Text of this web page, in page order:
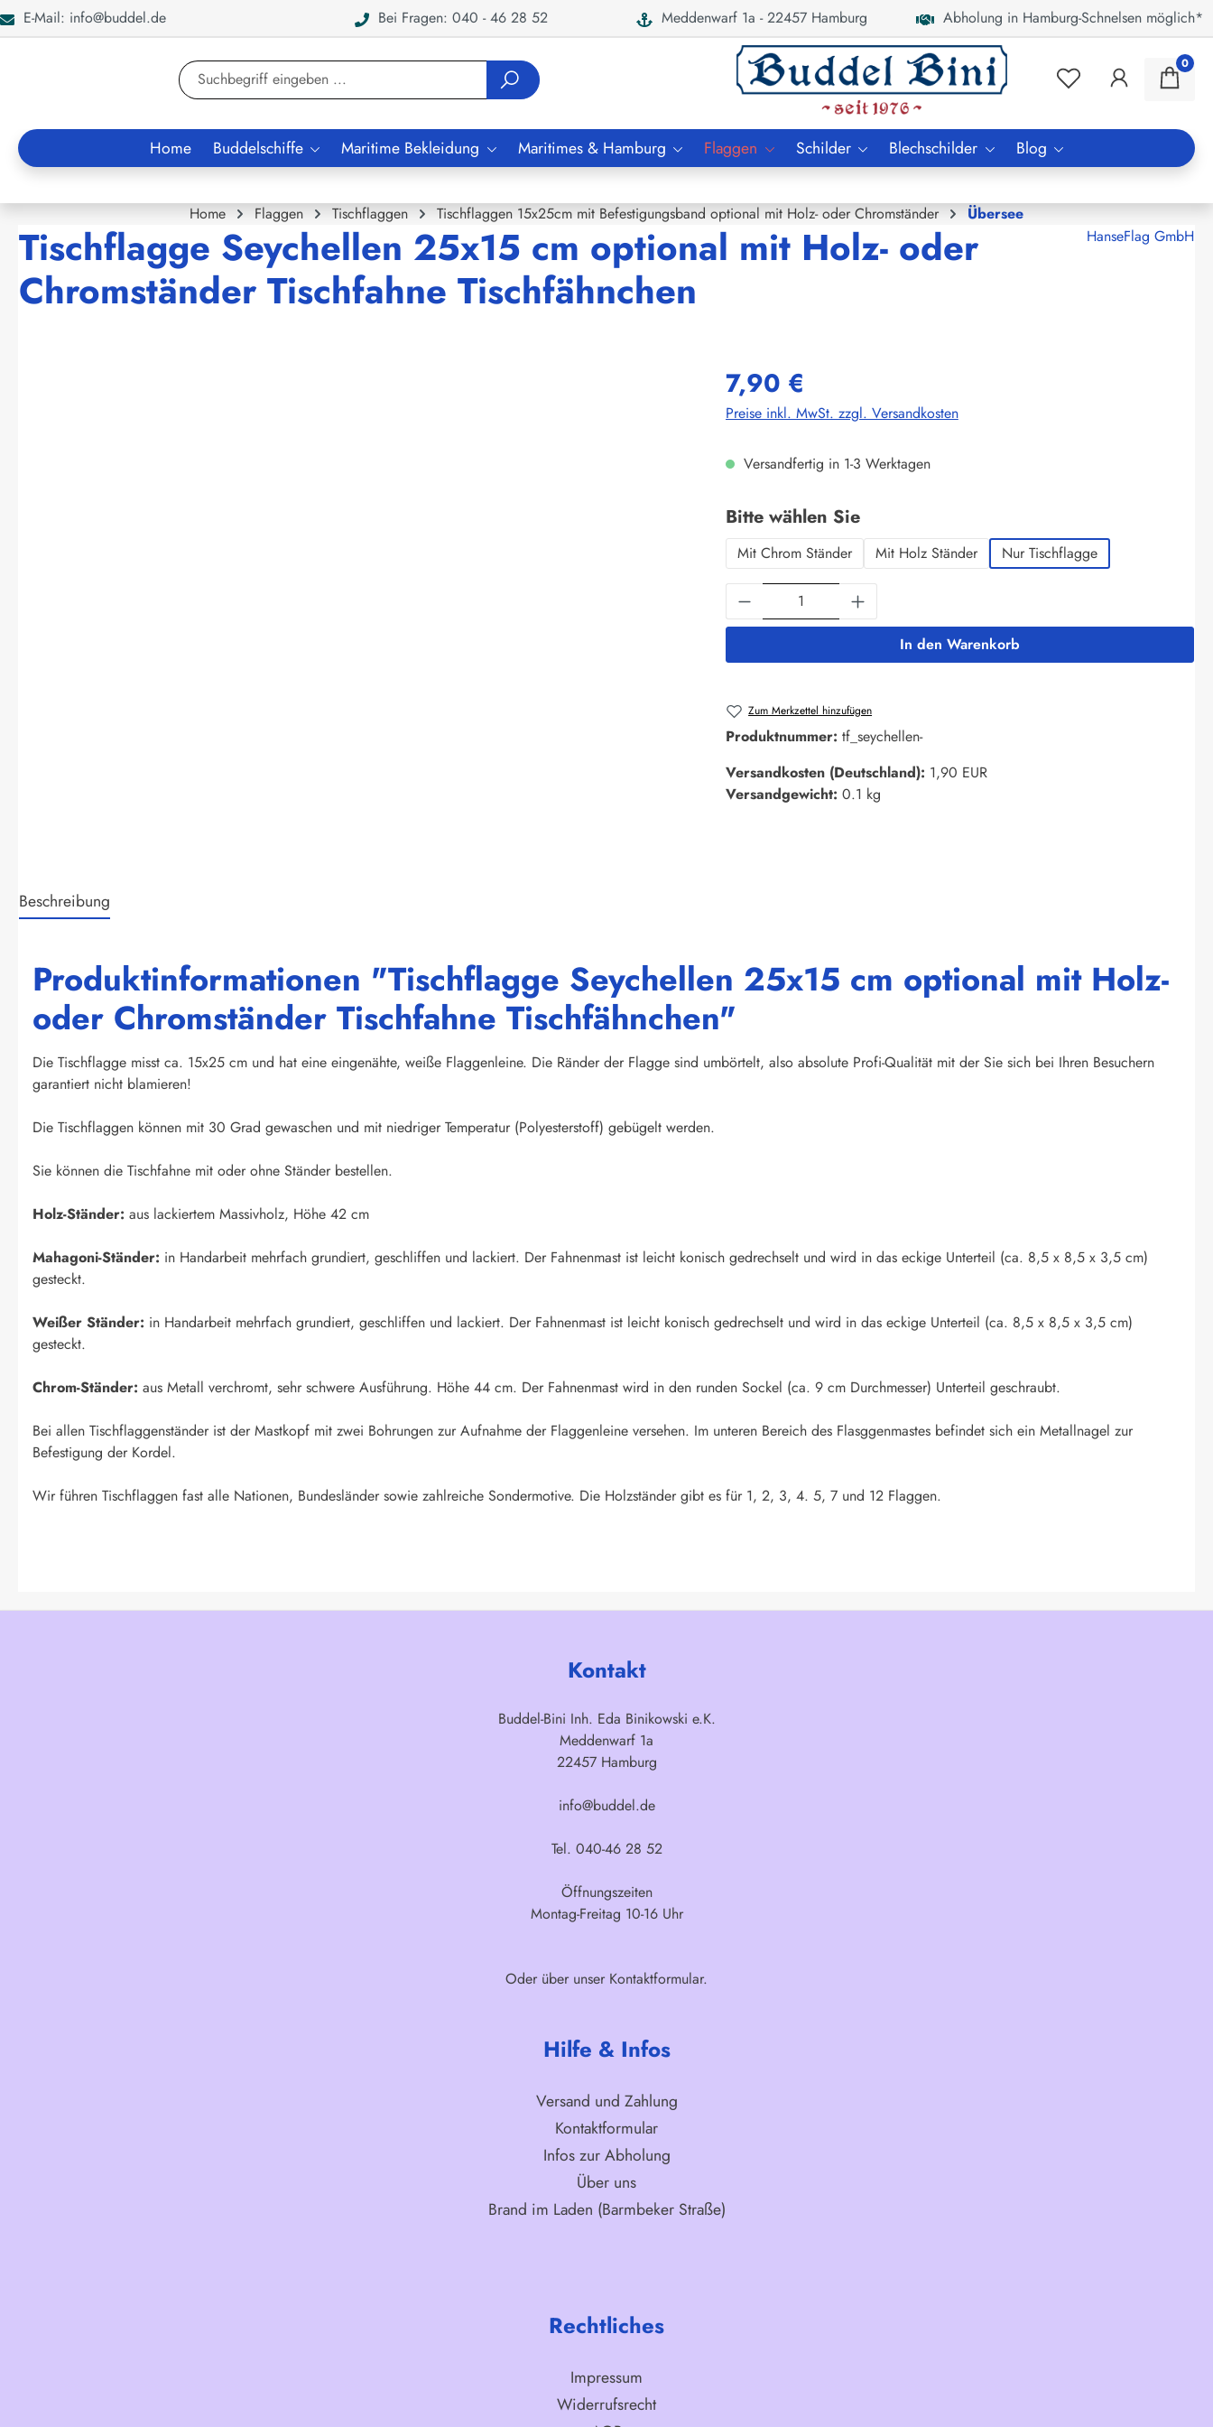
Zur Suche springen
E-Mail: info@buddel.de Bei Fragen: 040 - 46 28 52 Meddenwarf 1a - 22457 Hamburg Abholung in Hamburg-Schnelsen möglich*
0
Home Buddelschiffe Maritime Bekleidung Maritimes & Hamburg Flaggen Schilder Blechschilder Blog
Home Flaggen Tischflaggen Tischflaggen 15x25cm mit Befestigungsband optional mit Holz- oder Chromständer Übersee
Tischflagge Seychellen 25x15 cm optional mit Holz- oder
Chromständer Tischfahne Tischfähnchen
HanseFlag GmbH
7,90 €
Preise inkl. MwSt. zzgl. Versandkosten
Versandfertig in 1-3 Werktagen
Bitte wählen Sieauswählen
Mit Chrom Ständer Mit Holz Ständer Nur Tischflagge
Produkt Anzahl: Gib den gewünschten Wert ein
In den Warenkorb
Zum Merkzettel hinzufügen
Produktnummer: tf_seychellen-
Versandkosten (Deutschland): 1,90 EUR
Versandgewicht: 0.1 kg
Beschreibung
Produktinformationen "Tischflagge Seychellen 25x15 cm optional mit Holz-
oder Chromständer Tischfahne Tischfähnchen"
Die Tischflagge misst ca. 15x25 cm und hat eine eingenähte, weiße Flaggenleine. Die Ränder der Flagge sind umbörtelt, also absolute Profi-Qualität mit der Sie sich bei Ihren Besuchern
garantiert nicht blamieren!
Die Tischflaggen können mit 30 Grad gewaschen und mit niedriger Temperatur (Polyesterstoff) gebügelt werden.
Sie können die Tischfahne mit oder ohne Ständer bestellen.
Holz-Ständer: aus lackiertem Massivholz, Höhe 42 cm
Mahagoni-Ständer: in Handarbeit mehrfach grundiert, geschliffen und lackiert. Der Fahnenmast ist leicht konisch gedrechselt und wird in das eckige Unterteil (ca. 8,5 x 8,5 x 3,5 cm)
gesteckt.
Weißer Ständer: in Handarbeit mehrfach grundiert, geschliffen und lackiert. Der Fahnenmast ist leicht konisch gedrechselt und wird in das eckige Unterteil (ca. 8,5 x 8,5 x 3,5 cm)
gesteckt.
Chrom-Ständer: aus Metall verchromt, sehr schwere Ausführung. Höhe 44 cm. Der Fahnenmast wird in den runden Sockel (ca. 9 cm Durchmesser) Unterteil geschraubt.
Bei allen Tischflaggenständer ist der Mastkopf mit zwei Bohrungen zur Aufnahme der Flaggenleine versehen. Im unteren Bereich des Flasggenmastes befindet sich ein Metallnagel zur
Befestigung der Kordel.
Wir führen Tischflaggen fast alle Nationen, Bundesländer sowie zahlreiche Sondermotive. Die Holzständer gibt es für 1, 2, 3, 4. 5, 7 und 12 Flaggen.
Kontakt
Buddel-Bini Inh. Eda Binikowski e.K.
Meddenwarf 1a
22457 Hamburg
info@buddel.de
Tel. 040-46 28 52
Öffnungszeiten
Montag-Freitag 10-16 Uhr
Oder über unser Kontaktformular.
Hilfe & Infos
Versand und Zahlung
Kontaktformular
Infos zur Abholung
Über uns
Brand im Laden (Barmbeker Straße)
Rechtliches
Impressum
Widerrufsrecht